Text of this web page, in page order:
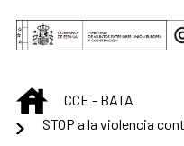
Saltar al contenido
INICIOCCE - BATA
STOP a la violencia